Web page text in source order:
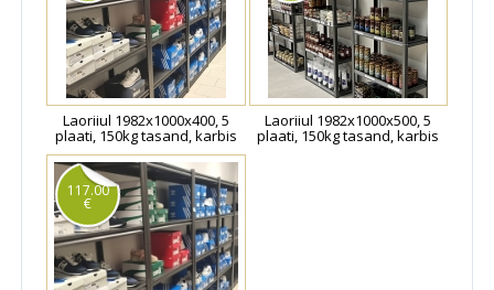
Laoriiul 1982x1000x400, 5
plaati, 150kg tasand, karbis
Laoriiul 1982x1000x500, 5
plaati, 150kg tasand, karbis
117.00
€